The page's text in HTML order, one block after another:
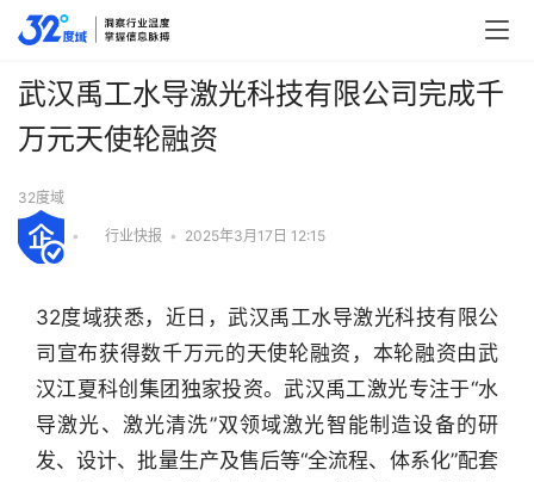
武汉禹工水导激光科技有限公司完成千
万元天使轮融资
32度域
• 行业快报 • 2025年3月17日 12:15
32度域获悉，近日，武汉禹工水导激光科技有限公
司宣布获得数千万元的天使轮融资，本轮融资由武
汉江夏科创集团独家投资。武汉禹工激光专注于“水
导激光、激光清洗”双领域激光智能制造设备的研
发、设计、批量生产及售后等“全流程、体系化”配套